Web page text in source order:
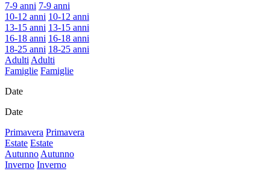
7-9 anni 7-9 anni
10-12 anni 10-12 anni
13-15 anni 13-15 anni
16-18 anni 16-18 anni
18-25 anni 18-25 anni
AdultiAdulti
Famiglie Famiglie
Date
Date
Primavera Primavera
Estate Estate
AutunnoAutunno
Inverno Inverno